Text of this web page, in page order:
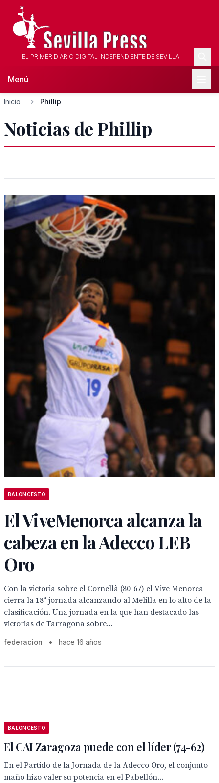
EL PRIMER DIARIO DIGITAL INDEPENDIENTE DE SEVILLA
Menú
Inicio Phillip
Noticias de Phillip
BALONCESTO
El ViveMenorca alcanza la
cabeza en la Adecco LEB
Oro
Con la victoria sobre el Cornellà (80-67) el Vive Menorca
cierra la 18ª jornada alcanzando al Melilla en lo alto de la
clasificación. Una jornada en la que han destacado las
victorias de Tarragona sobre...
federacion • hace 16 años
BALONCESTO
El CAI Zaragoza puede con el líder (74-62)
En el Partido de la Jornada de la Adecco Oro, el conjunto
maño hizo valer su potencia en el Pabellón...